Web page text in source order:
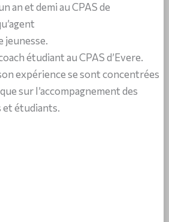
an et demi au CPAS de
jeunesse.
étudiant au CPAS d’Evere.
expérience se sont concentrées
sur l’accompagnement des
et étudiants.